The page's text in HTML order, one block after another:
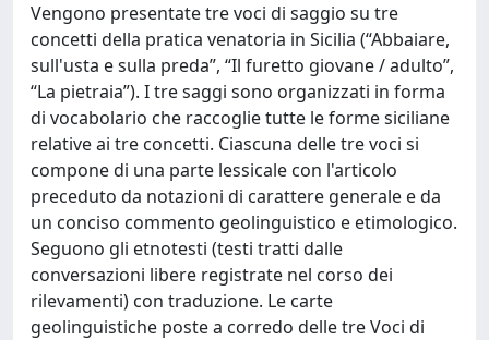
Vengono presentate tre voci di saggio su tre
concetti della pratica venatoria in Sicilia (“Abbaiare,
sull'usta e sulla preda”, “Il furetto giovane / adulto”,
“La pietraia”). I tre saggi sono organizzati in forma
di vocabolario che raccoglie tutte le forme siciliane
relative ai tre concetti. Ciascuna delle tre voci si
compone di una parte lessicale con l'articolo
preceduto da notazioni di carattere generale e da
un conciso commento geolinguistico e etimologico.
Seguono gli etnotesti (testi tratti dalle
conversazioni libere registrate nel corso dei
rilevamenti) con traduzione. Le carte
geolinguistiche poste a corredo delle tre Voci di